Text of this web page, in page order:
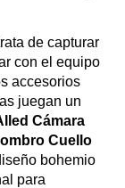
de capturar
con el equipo
accesorios
juegan un
Cámara
Cuello
bohemio
para